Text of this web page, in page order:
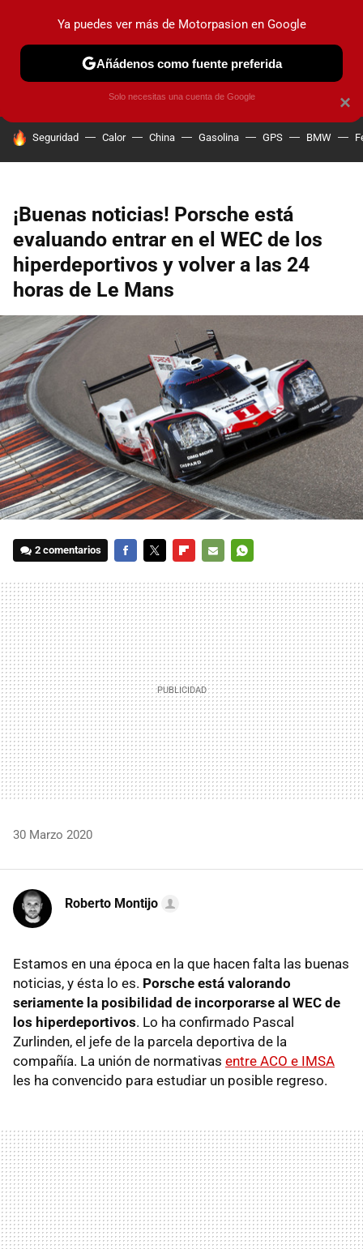
PRUEBAS COCHES ELÉCTRICOS OBSERVATORIO
HOY SE HABLA DE
Seguridad Calor China Gasolina GPS BMW
¡Buenas noticias! Porsche está
evaluando entrar en el WEC de los
hiperdeportivos y volver a las 24
horas de Le Mans
2 comentarios
MAIL
30 Marzo 2020
Roberto Montijo
Estamos en una época en la que hacen falta las buenas
noticias, y ésta lo es. Porsche está valorando
seriamente la posibilidad de incorporarse al WEC de
los hiperdeportivos. Lo ha confirmado Pascal
Zurlinden, el jefe de la parcela deportiva de la
compañía. La unión de normativas entre ACO e IMSA
les ha convencido para estudiar un posible regreso.
×
Ya puedes ver más de Motorpasion en Google
Añádenos como fuente preferida
Solo necesitas una cuenta de Google